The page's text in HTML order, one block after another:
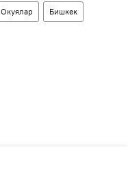
Окуялар Бишкек